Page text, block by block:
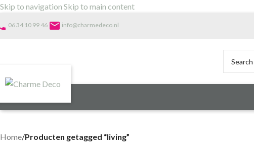
Skip to navigation Skip to main content
06 34 10 99 46 email info@charmedeco.nl
Home/Producten getagged “living”